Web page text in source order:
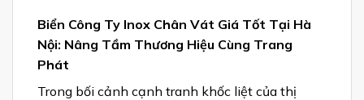
Biển Công Ty Inox Chân Vát Giá Tốt Tại Hà
Nội: Nâng Tầm Thương Hiệu Cùng Trang
Phát
Trong bối cảnh cạnh tranh khốc liệt của thị